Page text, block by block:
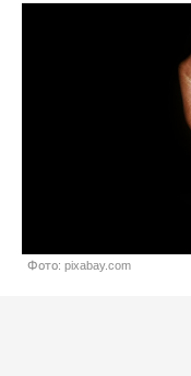
Фото: pixabay.com